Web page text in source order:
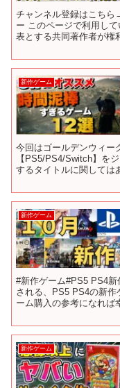
チャンネル登録はこち
ー このページで利用し
表とする共同著作者が権
新作ゲーム
今回はゴールデンウィー
【PS5/PS4/Switch】を
するタイトルに関しては
新作ゲーム
#新作ゲーム#PS5 PS4
される、PS5 PS4の新
ーム購入の参考になれば
新作ゲーム